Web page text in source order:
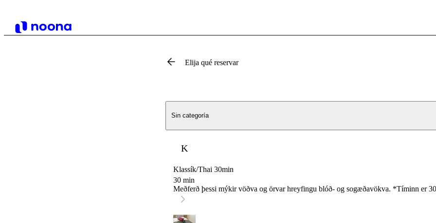
Elija qué reservar
Sin categoría
K
Klassík/Thai 30min
30 min
Meðferð þessi mýkir vöðva og örvar hreyfingu blóð- og